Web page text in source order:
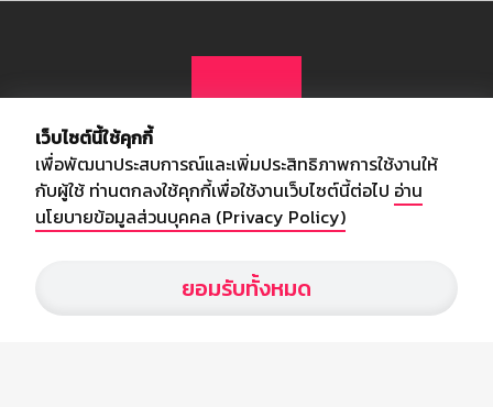
เกี่ยวกับเรา
อัพเดทข่าวสารวงการกีฬา ฟุตบอล ผลบอล ผลฟุตบอลทั่วโลก ฟรีเมียร์
ลีก ไทยลีก ฟุตบอลโลก ยูฟ่าแซมเปี้ยนส์ลีก พร้อมทั้งวิเคราะห์บอล จาก
เว็บไซต์นี้ใช้คุกกี้
เพื่อพัฒนาประสบการณ์และเพิ่มประสิทธิภาพการใช้งานให้
กับผู้ใช้ ท่านตกลงใช้คุกกี้เพื่อใช้งานเว็บไซต์นี้ต่อไป อ่าน
นโยบายข้อมูลส่วนบุคคล (Privacy Policy)
ยอมรับทั้งหมด